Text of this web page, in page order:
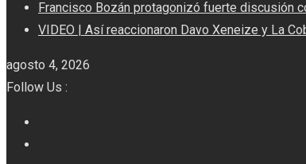
Francisco Bozán protagonizó fuerte discusión
VIDEO | Así reaccionaron Davo Xeneize y La
agosto 4, 2026
Follow Us :